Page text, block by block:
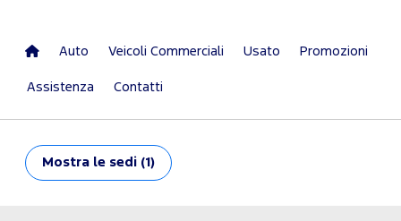
Auto Veicoli Commerciali Usato Promozioni
Assistenza Contatti
Mostra le sedi (1)